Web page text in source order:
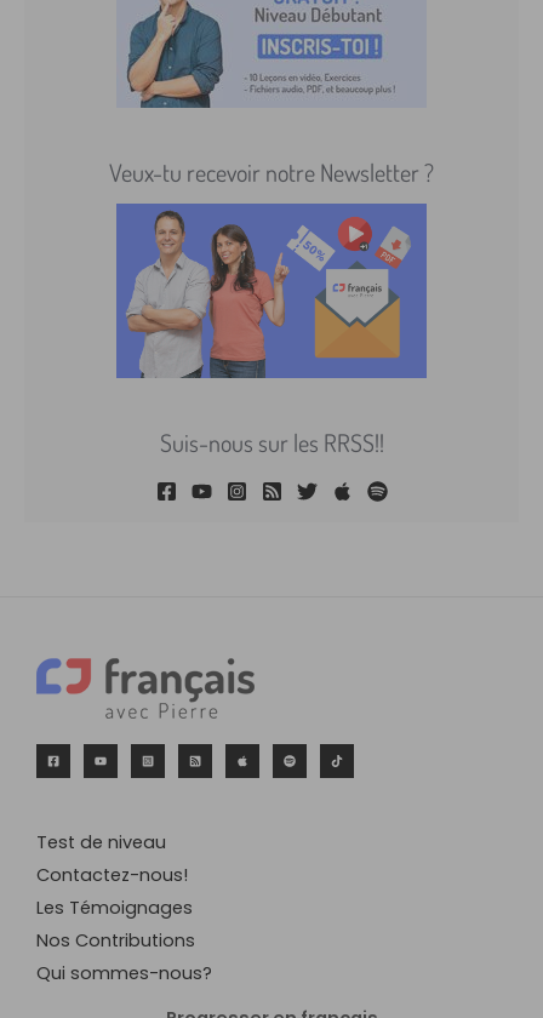
Veux-tu recevoir notre Newsletter ?
Suis-nous sur les RRSS!!
Test de niveau
Contactez-nous!
Les Témoignages
Nos Contributions
Qui sommes-nous?